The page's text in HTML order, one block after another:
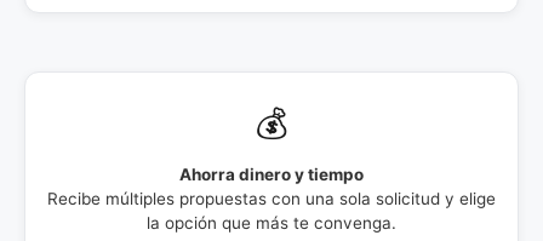
💰
Ahorra dinero y tiempo
Recibe múltiples propuestas con una sola solicitud y elige
la opción que más te convenga.